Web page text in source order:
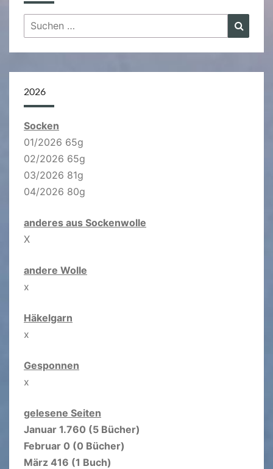
Suchen
nach:
2026
Socken
01/2026 65g
02/2026 65g
03/2026 81g
04/2026 80g
anderes aus Sockenwolle
X
andere Wolle
x
Häkelgarn
x
Gesponnen
x
gelesene Seiten
Januar 1.760 (5 Bücher)
Februar 0 (0 Bücher)
März 416 (1 Buch)